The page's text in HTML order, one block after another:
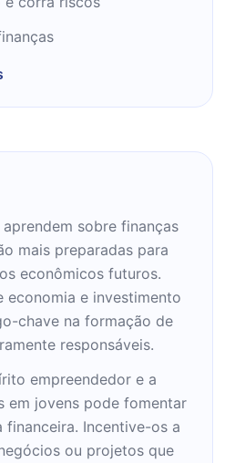
sobre finanças
mais preparadas para
econômicos futuros.
economia e investimento
chave na formação de
responsáveis.
empreendedor e a
em jovens pode fomentar
financeira. Incentive-os a
ou projetos que